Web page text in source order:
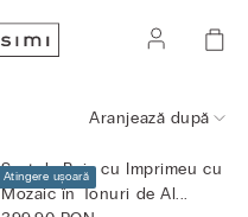
Aranjează după
Atingere ușoară
Șort de Baie cu Imprimeu cu
Mozaic în Tonuri de Al...